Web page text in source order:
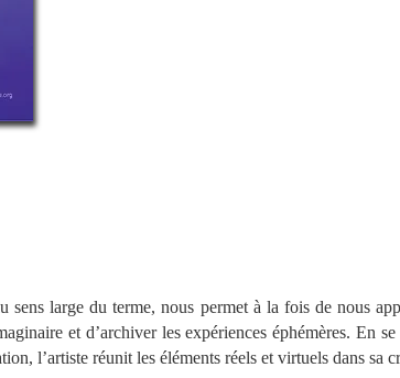
large du terme, nous permet à la fois de nous
et d’archiver les expériences éphémères. En
l’artiste réunit les éléments réels et virtuels dans sa